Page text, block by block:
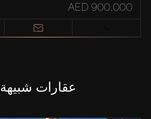
AED 900,000
عقارات شبيهة